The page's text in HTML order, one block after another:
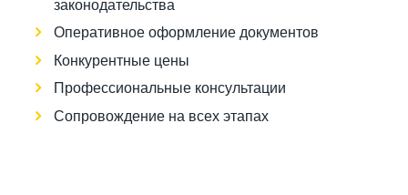
законодательства
Оперативное оформление документов
Конкурентные цены
Профессиональные консультации
Сопровождение на всех этапах